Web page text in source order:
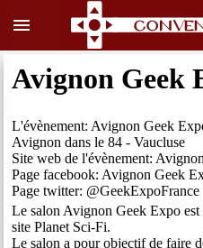
menu
Avignon Geek
L'évènement: Avignon Geek
Avignon dans le 84 - Vaucluse
Site web de l'évènement:
Page facebook: Avignon Geek
Page twitter: @GeekExpoFrance
Le salon Avignon Geek Expo est
site Planet Sci-Fi.
Le salon a pour objectif de faire